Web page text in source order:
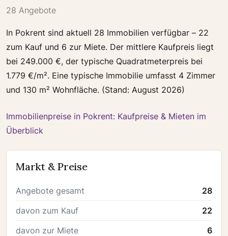
28 Angebote
In Pokrent sind aktuell 28 Immobilien verfügbar – 22
zum Kauf und 6 zur Miete. Der mittlere Kaufpreis liegt
bei 249.000 €, der typische Quadratmeterpreis bei
1.779 €/m². Eine typische Immobilie umfasst 4 Zimmer
und 130 m² Wohnfläche. (Stand: August 2026)
Immobilienpreise in Pokrent: Kaufpreise & Mieten im
Überblick
Markt & Preise
Angebote gesamt
28
davon zum Kauf
22
davon zur Miete
6